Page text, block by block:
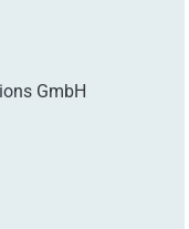
GmbH